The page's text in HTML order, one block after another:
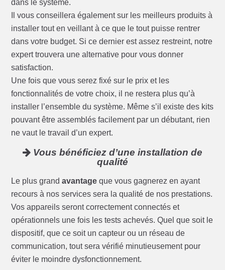
dans le système.
Il vous conseillera également sur les meilleurs produits à
installer tout en veillant à ce que le tout puisse rentrer
dans votre budget. Si ce dernier est assez restreint, notre
expert trouvera une alternative pour vous donner
satisfaction.
Une fois que vous serez fixé sur le prix et les
fonctionnalités de votre choix, il ne restera plus qu’à
installer l’ensemble du système. Même s’il existe des kits
pouvant être assemblés facilement par un débutant, rien
ne vaut le travail d’un expert.
Vous bénéficiez d’une installation de
qualité
Le plus grandavantage que vous gagnerez en ayant
recours à nos services sera la qualité de nos prestations.
Vos appareils seront correctement connectés et
opérationnels une fois les tests achevés. Quel que soit le
dispositif, que ce soit un capteur ou un réseau de
communication, tout sera vérifié minutieusement pour
éviter le moindre dysfonctionnement.